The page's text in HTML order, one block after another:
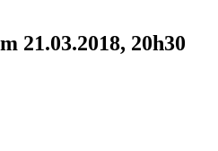
21.03.2018, 20h30